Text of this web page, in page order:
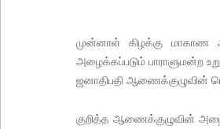
தமிழ் பேசும் மக்களின்
பயிற்சி ஓட்டுநர் ( L
முன்னாள் கிழக்கு மாகாண
அழைக்கப்படும் பாராளுமன்ற
ஜனாதிபதி ஆணைக்குழுவின்
குறித்த ஆணைக்குழுவின்